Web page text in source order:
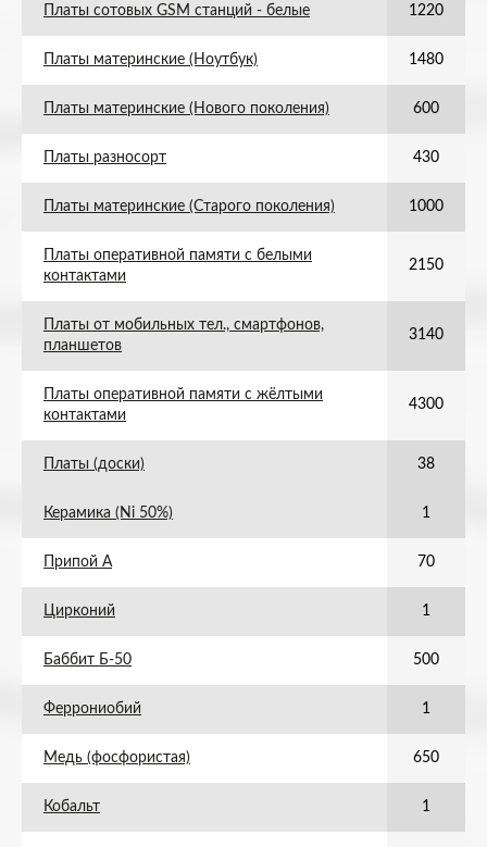
Платы сотовых GSM станций - белые 1220
Платы материнские (Ноутбук) 1480
Платы материнские (Нового поколения) 600
Платы разносорт 430
Платы материнские (Старого поколения) 1000
Платы оперативной памяти с белыми
контактами
2150
Платы от мобильных тел., смартфонов,
планшетов
3140
Платы оперативной памяти с жёлтыми
контактами
4300
Платы (доски) 38
Керамика (Ni 50%) 1
Припой А 70
Цирконий 1
Баббит Б-50 500
Феррониобий 1
Медь (фосфористая) 650
Кобальт 1